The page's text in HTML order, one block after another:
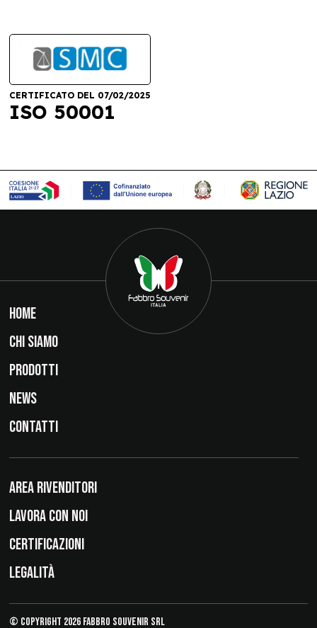
CERTIFICATO DEL 07/02/2025
ISO 50001
HOME
CHI SIAMO
PRODOTTI
NEWS
CONTATTI
AREA RIVENDITORI
LAVORA CON NOI
CERTIFICAZIONI
LEGALITÀ
© Copyright 2026 Fabbro Souvenir Srl